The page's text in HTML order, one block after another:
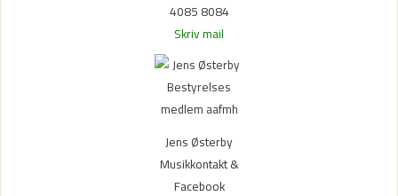
4085 8084
Skriv mail
Jens Østerby
Musikkontakt &
Facebook